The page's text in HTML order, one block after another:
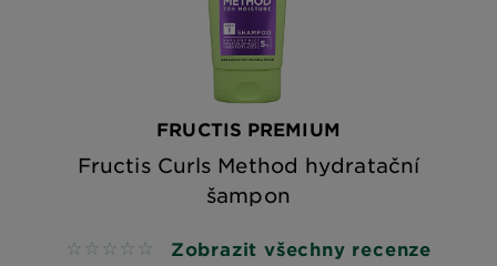
FRUCTIS PREMIUM
Fructis Curls Method hydratační
šampon
No reviews Zobrazit všechny recenze